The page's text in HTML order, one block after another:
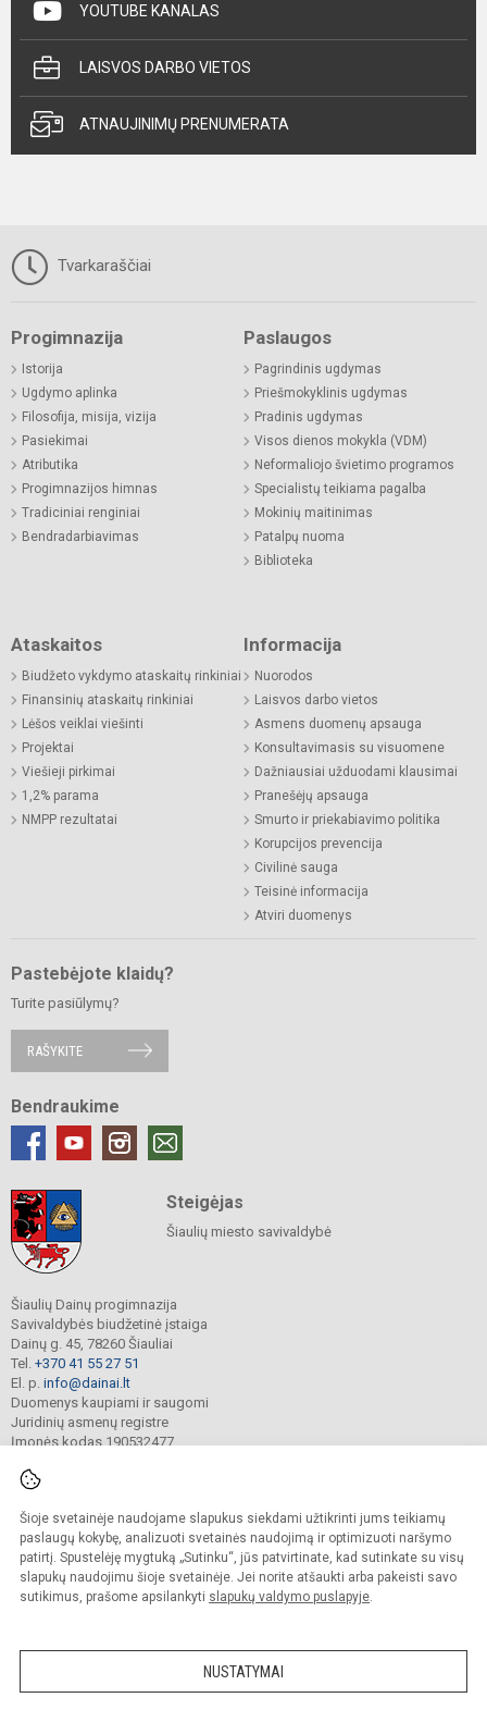
Šioje svetainėje naudojame slapukus siekdami užtikrinti jums teikiamų
paslaugų kokybę, analizuoti svetainės naudojimą ir optimizuoti naršymo
patirtį. Spustelėję mygtuką „Sutinku“, jūs patvirtinate, kad sutinkate su visų
slapukų naudojimu šioje svetainėje. Jei norite atšaukti arba pakeisti savo
sutikimus, prašome apsilankyti slapukų valdymo puslapyje.
NUSTATYMAI
YOUTUBE KANALAS
LAISVOS DARBO VIETOS
ATNAUJINIMŲ PRENUMERATA
Tvarkaraščiai
Progimnazija
Istorija
Ugdymo aplinka
Filosofija, misija, vizija
Pasiekimai
Atributika
Progimnazijos himnas
Tradiciniai renginiai
Bendradarbiavimas
Paslaugos
Pagrindinis ugdymas
Priešmokyklinis ugdymas
Pradinis ugdymas
Visos dienos mokykla (VDM)
Neformaliojo švietimo programos
Specialistų teikiama pagalba
Mokinių maitinimas
Patalpų nuoma
Biblioteka
Ataskaitos
Biudžeto vykdymo ataskaitų rinkiniai
Finansinių ataskaitų rinkiniai
Lėšos veiklai viešinti
Projektai
Viešieji pirkimai
1,2% parama
NMPP rezultatai
Informacija
Nuorodos
Laisvos darbo vietos
Asmens duomenų apsauga
Konsultavimasis su visuomene
Dažniausiai užduodami klausimai
Pranešėjų apsauga
Smurto ir priekabiavimo politika
Korupcijos prevencija
Civilinė sauga
Teisinė informacija
Atviri duomenys
Pastebėjote klaidų?
Turite pasiūlymų?
RAŠYKITE
Bendraukime
Steigėjas
Šiaulių miesto savivaldybė
Šiaulių Dainų progimnazija
Savivaldybės biudžetinė įstaiga
Dainų g. 45, 78260 Šiauliai
Tel. +370 41 55 27 51
El. p. info@dainai.lt
Duomenys kaupiami ir saugomi
Juridinių asmenų registre
Įmonės kodas 190532477
© 2023. Šiaulių Dainų progimnazija. Visos teisės saugomos.
Kopijuoti turinį be raštiško gimnazijos sutikimo griežtai draudžiama.
Prieinamumo paraiška Slapukų politika
Sumanus būdas atnaujinti